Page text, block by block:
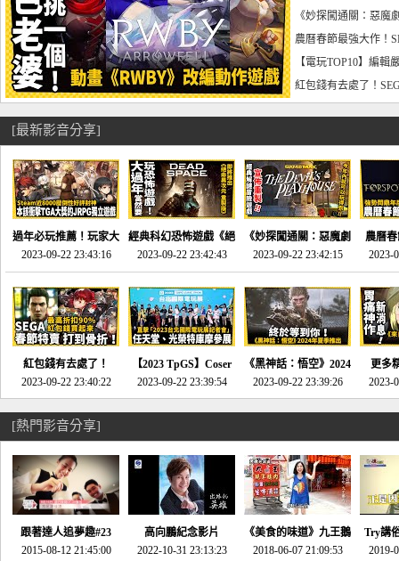
懼體驗-電玩宅速配
《妙探闖通關：惡
到!!-電玩宅速配
農曆春節最強大作！
電玩宅速配20230123
【電玩TOP10】編
了，封面圖直接雷你
紅包錢有去處了！
宅速配20230119
[最新影音分享]
過年必玩推薦！玩家大
推的JRPG神作《神之
天平》介紹！-電玩宅
速配20230126
2023-09-22 23:43:16
經典科幻恐怖遊戲《絕
命異次元 重製版》重
回「石村號」的恐懼體
驗-電玩宅速配
20230125
2023-09-22 23:42:43
《妙探闖通關：惡魔劇
場》將推出「重製
版」!!!今年就能玩到!!-
電玩宅速配20230124
2023-09-22 23:42:15
農曆
SE社
動作角
電玩宅
2023-
紅包錢有去處了！
SEGA春節特賣 超過85
款遊戲打到骨折-電玩
宅速配20230119
2023-09-22 23:40:22
【2023 TpGS】Coser
和Show Girl搶先看！
直擊展前記者會-電玩
2023-09-22 23:39:54
《黑神話：悟空》2024
年夏季推出！確定不會
延期齁？-電玩宅速配
2023-09-22 23:39:26
更多
《來
金鄉
2023-
[熱門影音分享]
跟著達人追夢趣#23
promo-我想開間咖啡
2015-08-12 21:45:00
高向鵬紀念影片
2022-10-31 23:13:23
《美食的味道》九王鵝
肉
2018-06-07 21:09:53
Try講
2019-